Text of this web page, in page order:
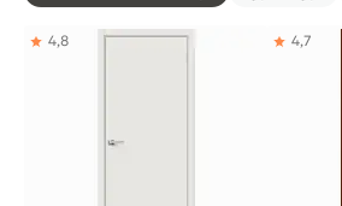
4,8 4,7